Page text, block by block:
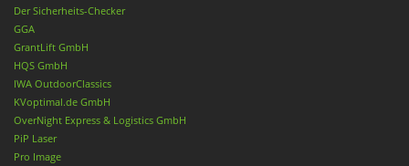
Der Sicherheits-Checker
GGA
GrantLift GmbH
HQS GmbH
IWA OutdoorClassics
KVoptimal.de GmbH
OverNight Express & Logistics GmbH
PiP Laser
Pro Image